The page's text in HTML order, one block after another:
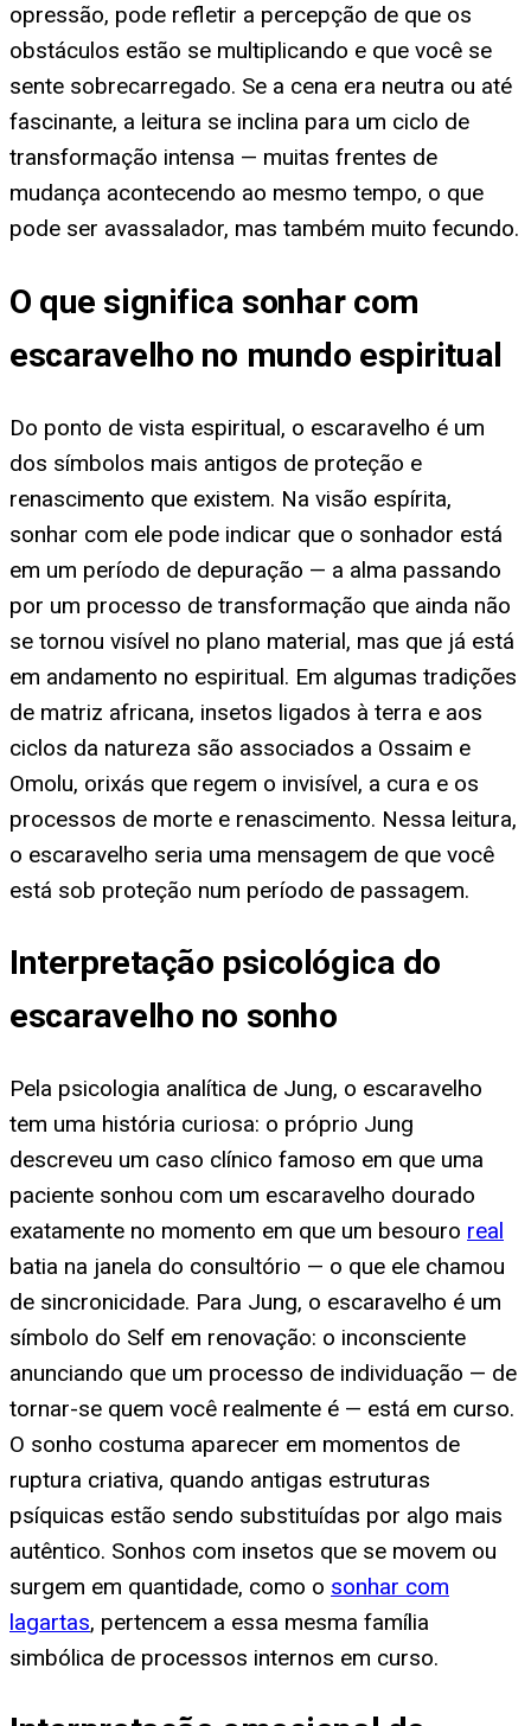
opressão, pode refletir a percepção de que os
obstáculos estão se multiplicando e que você se
sente sobrecarregado. Se a cena era neutra ou até
fascinante, a leitura se inclina para um ciclo de
transformação intensa — muitas frentes de
mudança acontecendo ao mesmo tempo, o que
pode ser avassalador, mas também muito fecundo.
O que significa sonhar com
escaravelho no mundo espiritual
Do ponto de vista espiritual, o escaravelho é um
dos símbolos mais antigos de proteção e
renascimento que existem. Na visão espírita,
sonhar com ele pode indicar que o sonhador está
em um período de depuração — a alma passando
por um processo de transformação que ainda não
se tornou visível no plano material, mas que já está
em andamento no espiritual. Em algumas tradições
de matriz africana, insetos ligados à terra e aos
ciclos da natureza são associados a Ossaim e
Omolu, orixás que regem o invisível, a cura e os
processos de morte e renascimento. Nessa leitura,
o escaravelho seria uma mensagem de que você
está sob proteção num período de passagem.
Interpretação psicológica do
escaravelho no sonho
Pela psicologia analítica de Jung, o escaravelho
tem uma história curiosa: o próprio Jung
descreveu um caso clínico famoso em que uma
paciente sonhou com um escaravelho dourado
exatamente no momento em que um besouro real
batia na janela do consultório — o que ele chamou
de sincronicidade. Para Jung, o escaravelho é um
símbolo do Self em renovação: o inconsciente
anunciando que um processo de individuação — de
tornar-se quem você realmente é — está em curso.
O sonho costuma aparecer em momentos de
ruptura criativa, quando antigas estruturas
psíquicas estão sendo substituídas por algo mais
autêntico. Sonhos com insetos que se movem ou
surgem em quantidade, como o sonhar com
lagartas, pertencem a essa mesma família
simbólica de processos internos em curso.